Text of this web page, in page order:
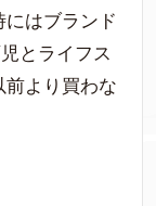
はブランド
とライフス
前より買わな